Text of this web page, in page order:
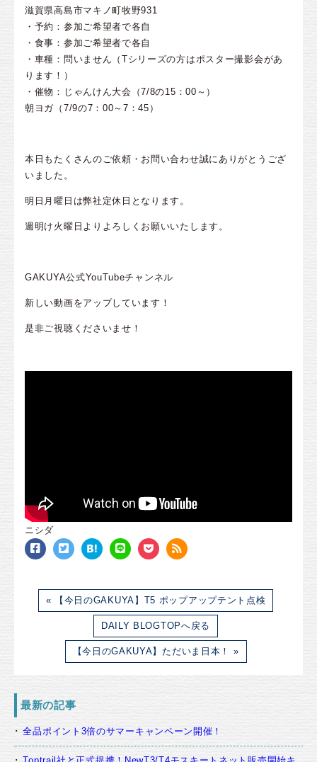
滋賀県高島市マキノ町牧野931
・予約：参加ご希望者で各自
・食事：参加ご希望者で各自
・車種：問いません（Tシリーズの方はポスター撮影会があ
ります！）
・催物：じゃんけん大会（7/8の15：00～）
朝ヨガ（7/9の7：00～7：45）
本日もたくさんのご依頼・お問い合わせ誠にありがとうござ
いました。
明日月曜日は弊社定休日となります。
週明け火曜日よりよろしくお願いいたします。
GAKUYA公式YouTubeチャンネル
新しい動画をアップしています！
是非ご視聴くださいませ！
ニシダ
« 【今日のGAKUYA】T5 ポップアップテント点検
DAILY BLOGTOPへ戻る
【今日のGAKUYA】ただいま日本！ »
最新の記事
全品ポイント3倍のサマーキャンペーン開催！